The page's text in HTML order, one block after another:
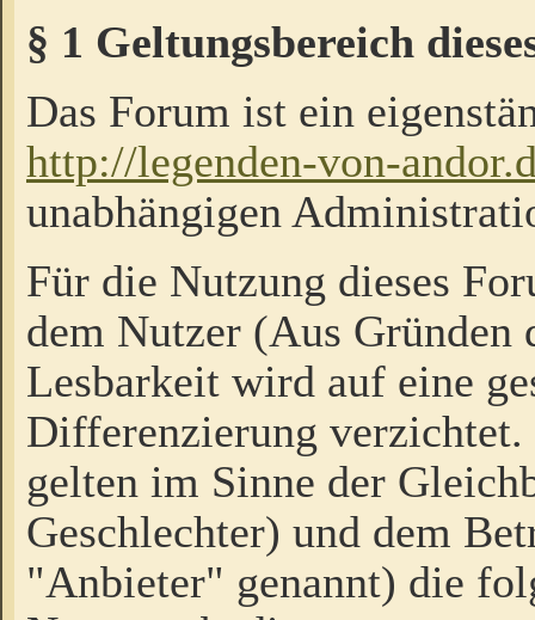
§ 1 Geltungsbereich
Das Forum ist ein
http://legenden-von-
unabhängigen
Für die Nutzung dieses
dem Nutzer (Aus Gründen
Lesbarkeit wird auf eine
Differenzierung
gelten im Sinne der
Geschlechter) und dem
"Anbieter" genannt) die